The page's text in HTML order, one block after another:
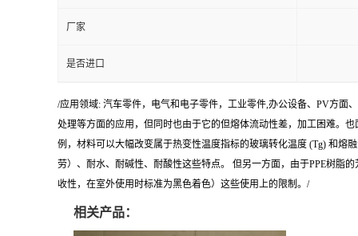
厂家
是否进口
/应用领域: 汽车零件，电气和电子零件，工业零件,办公设备、PV方面
处理等方面的应用，但同时也由于它的但熔体流动性差，加工困难。
例，材料可以大幅改变属于热变性温度指标的玻璃转化温度 (Tg) 和熔
劳）、耐水、耐碱性、耐酸性这些特点。 但另一方面，由于PPE树脂
收性，在室外使用时标准为黑色着色）这些使用上的限制。/
相关产品：